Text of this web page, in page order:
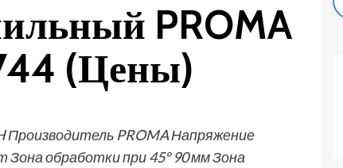
PROMA
(Цены)
Производитель PROMA Напряжение
обработки при 45º 90 мм Зона